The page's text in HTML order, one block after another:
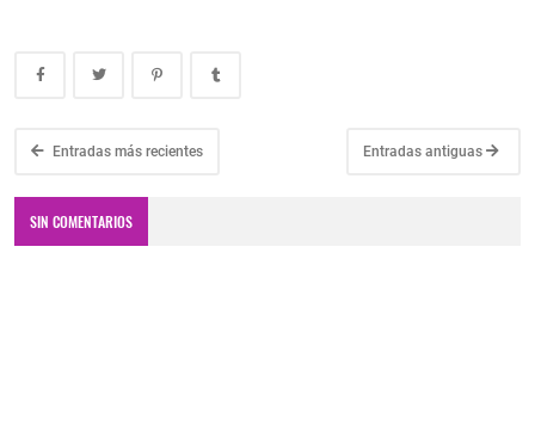
Entradas más recientes Entradas antiguas
SIN COMENTARIOS